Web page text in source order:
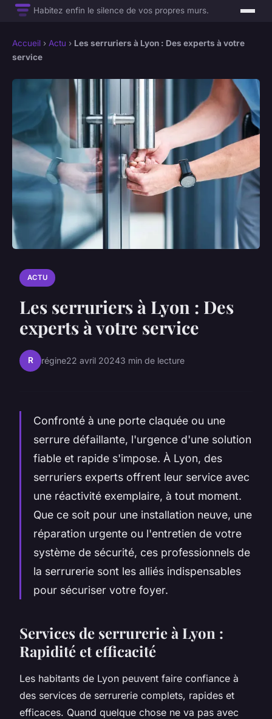
Habitez enfin le silence de vos propres murs.
Accueil › Actu › Les serruriers à Lyon : Des experts à votre
service
ACTU
Les serruriers à Lyon : Des
experts à votre service
R régine22 avril 20243 min de lecture
Confronté à une porte claquée ou une
serrure défaillante, l'urgence d'une solution
fiable et rapide s'impose. À Lyon, des
serruriers experts offrent leur service avec
une réactivité exemplaire, à tout moment.
Que ce soit pour une installation neuve, une
réparation urgente ou l'entretien de votre
système de sécurité, ces professionnels de
la serrurerie sont les alliés indispensables
pour sécuriser votre foyer.
Services de serrurerie à Lyon :
Rapidité et efficacité
Les habitants de Lyon peuvent faire confiance à
des services de serrurerie complets, rapides et
efficaces. Quand quelque chose ne va pas avec